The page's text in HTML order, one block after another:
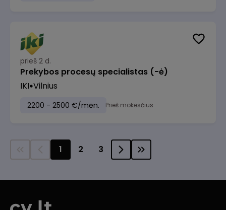
prieš 2 d.
Prekybos procesų specialistas (-ė)
IKI Vilnius
2200 - 2500 €/mėn. Prieš mokesčius
1 2 3